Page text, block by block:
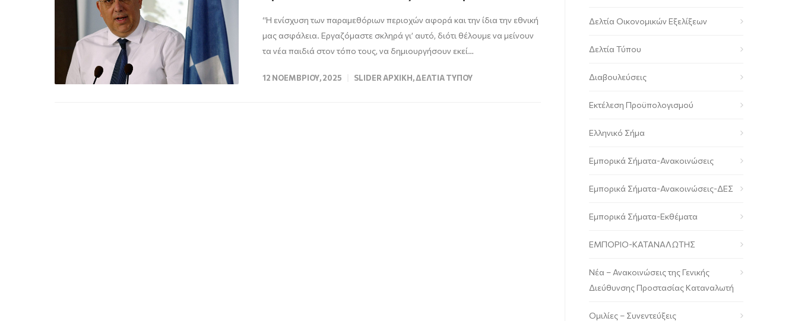
“Η ενίσχυση των παραμεθόριων περιοχών αφορά και την ίδια την εθνική
μας ασφάλεια. Εργαζόμαστε σκληρά γι’ αυτό, διότι θέλουμε να μείνουν
τα νέα παιδιά στον τόπο τους, να δημιουργήσουν εκεί…
12 ΝΟΕΜΒΡΊΟΥ, 2025 SLIDER ΑΡΧΙΚΉ,ΔΕΛΤΊΑ ΤΎΠΟΥ
Δελτία Οικονομικών Εξελίξεων
Δελτία Τύπου
Διαβουλεύσεις
Εκτέλεση Προϋπολογισμού
Ελληνικό Σήμα
Εμπορικά Σήματα-Ανακοινώσεις
Εμπορικά Σήματα-Ανακοινώσεις-ΔΕΣ
Εμπορικά Σήματα-Εκθέματα
ΕΜΠΟΡΙΟ-ΚΑΤΑΝΑΛΩΤΗΣ
Νέα – Ανακοινώσεις της Γενικής
Διεύθυνσης Προστασίας Καταναλωτή
Ομιλίες – Συνεντεύξεις